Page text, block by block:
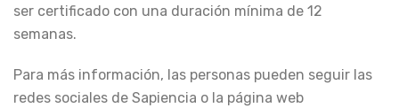
ser certificado con una duración mínima de 12
semanas.
Para más información, las personas pueden seguir las
redes sociales de Sapiencia o la página web